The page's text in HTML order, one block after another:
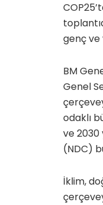
genç ve
BM
Genel
odaklı
ve 2030
(NDC)
İklim,